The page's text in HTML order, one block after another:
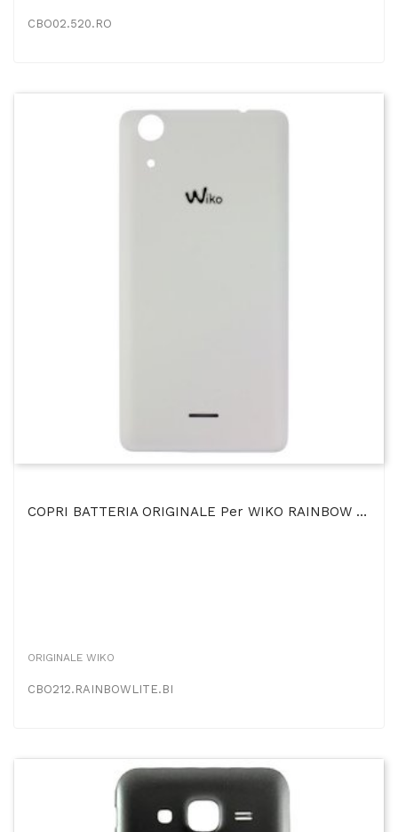
CBO02.520.RO
COPRI BATTERIA ORIGINALE Per WIKO RAINBOW LITE COLORE BIANCO BULK
ORIGINALE WIKO
CBO212.RAINBOWLITE.BI